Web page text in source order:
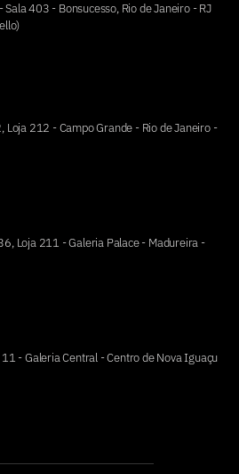
403 - Bonsucesso, Rio de Janeiro - RJ
Loja 212 - Campo Grande - Rio de Janeiro -
Loja 211 - Galeria Palace - Madureira -
- Galeria Central - Centro de Nova Iguaçu